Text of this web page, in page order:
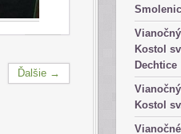
Kostol
Dechtice
Kostol
Ďalšie →